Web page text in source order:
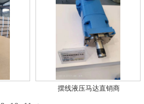
摆线液压马达直销商